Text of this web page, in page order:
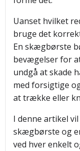
Uanset hvilket
bruge det
En skægbørste
bevægelser for
undgå at skade
med forsigtige
at trække eller
I denne artikel
skægbørste og
ved hver enkelt